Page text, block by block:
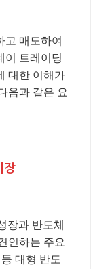
고 매도하여
이 트레이딩
대한 이해가
음과 같은 요
장
장과 반도체
인하는 주요
대형 반도